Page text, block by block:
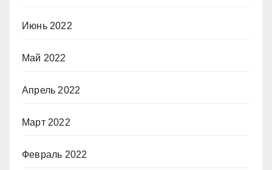
Июнь 2022
Май 2022
Апрель 2022
Март 2022
Февраль 2022